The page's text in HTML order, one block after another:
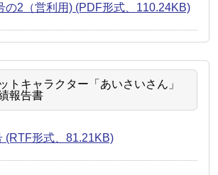
の2（営利用) (PDF形式、110.24KB)
トキャラクター「あいさいさん」
報告書
(RTF形式、81.21KB)